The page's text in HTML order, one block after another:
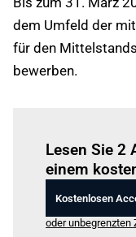
dem Umfeld der
für den
bewerben.
Lesen Sie 2
einem
Kostenlosen
oder unbegrenzten